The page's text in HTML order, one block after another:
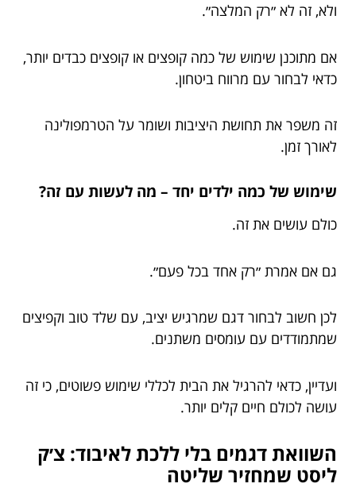
ולא, זה לא ״רק המלצה״.
אם מתוכנן שימוש של כמה קופצים או קופצים כבדים יותר,
כדאי לבחור עם מרווח ביטחון.
זה משפר את תחושת היציבות ושומר על הטרמפולינה
לאורך זמן.
שימוש של כמה ילדים יחד – מה לעשות עם זה?
כולם עושים את זה.
גם אם אמרת ״רק אחד בכל פעם״.
לכן חשוב לבחור דגם שמרגיש יציב, עם שלד טוב וקפיצים
שמתמודדים עם עומסים משתנים.
ועדיין, כדאי להרגיל את הבית לכללי שימוש פשוטים, כי זה
עושה לכולם חיים קלים יותר.
השוואת דגמים בלי ללכת לאיבוד: צ׳ק
ליסט שמחזיר שליטה